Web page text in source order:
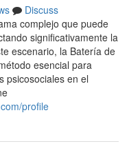
Discuss
complejo que puede
significativamente la
escenario, la Batería de
esencial para
psicosociales en el
profile